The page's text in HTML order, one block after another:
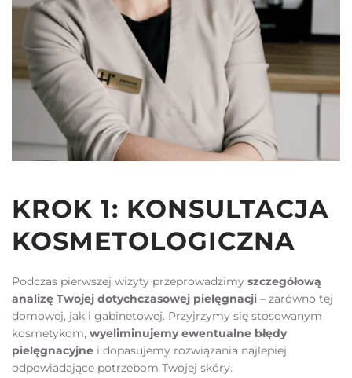
KROK 1: KONSULTACJA
KOSMETOLOGICZNA
Podczas pierwszej wizyty przeprowadzimy szczegółową
analizę Twojej dotychczasowej pielęgnacji – zarówno tej
domowej, jak i gabinetowej. Przyjrzymy się stosowanym
kosmetykom, wyeliminujemy ewentualne błędy
pielęgnacyjne i dopasujemy rozwiązania najlepiej
odpowiadające potrzebom Twojej skóry.